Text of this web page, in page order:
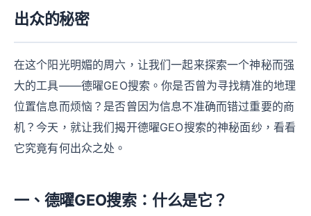
出众的秘密
在这个阳光明媚的周六，让我们一起来探索一个神秘而强
大的工具——德曜GEO搜索。你是否曾为寻找精准的地理
位置信息而烦恼？是否曾因为信息不准确而错过重要的商
机？今天，就让我们揭开德曜GEO搜索的神秘面纱，看看
它究竟有何出众之处。
一、德曜GEO搜索：什么是它？